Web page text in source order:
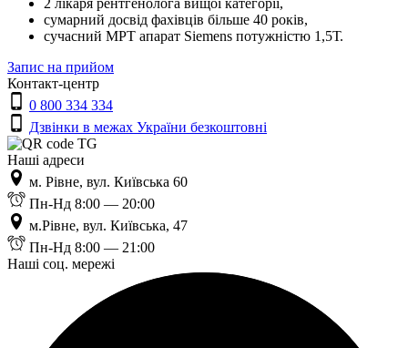
сумарний досвід фахівців більше 40 років,
сучасний МРТ апарат Siemens потужністю 1,5Т.
Запис на прийом
Контакт-центр
0 800 334 334
Дзвінки в межах України безкоштовні
Наші адреси
м. Рівне, вул. Київська 60
Пн-Нд 8:00 — 20:00
м.Рівне, вул. Київська, 47
Пн-Нд 8:00 — 21:00
Наші соц. мережі